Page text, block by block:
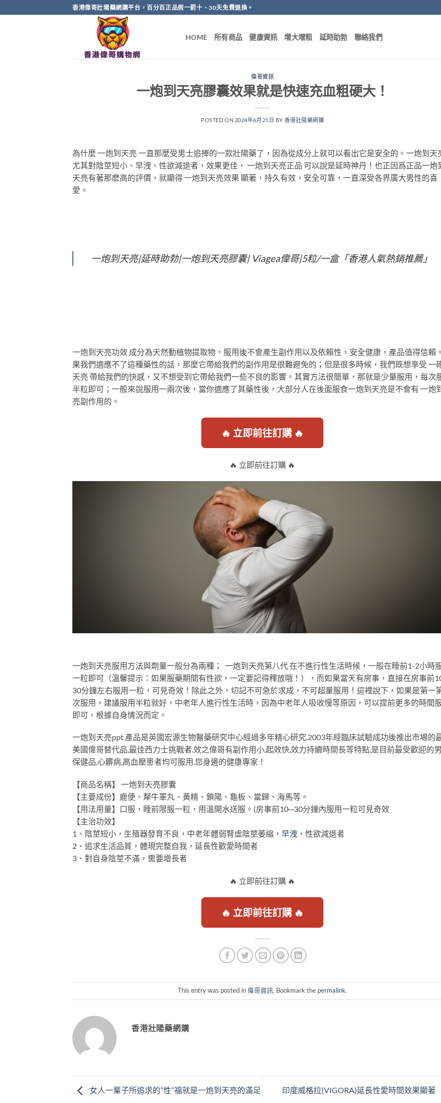
to
香港偉哥壯陽藥網購平台，百分百正品假一罰十、30天免費退換。
HOME 所有商品 健康資訊 增大增粗 延時助勃 聯絡我們
偉哥資訊
一炮到天亮膠囊效果就是快速充血粗硬大！
POSTED ON 2024年6月21日 BY 香港壯陽藥網購
為什麼 一炮到天亮 一直那麼受男士追捧的一款壯陽藥了，因為從成分上就可以看出它是安全的。一炮到天
尤其對陰莖短小、早洩、性欲減退者，效果更佳， 一炮到天亮正品 可以說是延時神丹！也正因爲正品一炮
天亮有著那麽高的評價，就顯得 一炮到天亮效果 顯著，持久有效，安全可靠，一直深受各界廣大男性的喜
愛。
一炮到天亮|延時助勃|一炮到天亮膠囊| Viagea偉哥|5粒/一盒「香港人氣熱銷推薦」
一炮到天亮功效 成分為天然動植物提取物，服用後不會產生副作用以及依賴性，安全健康，產品值得信賴
果我們適應不了這種藥性的話，那麼它帶給我們的副作用是很難避免的；但是很多時候，我們既想享受 一
天亮 帶給我們的快感，又不想受到它帶給我們一些不良的影響。其實方法很簡單，那就是少量服用，每次
半粒即可；一般來說服用一兩次後，當你適應了其藥性後，大部分人在後面服食一炮到天亮是不會有 一炮
亮副作用的。
🔥 立即前往訂購 🔥
🔥 立即前往訂購 🔥
一炮到天亮服用方法與劑量一般分為兩種； 一炮到天亮第八代 在不進行性生活時候，一般在睡前1-2小時
一粒即可（溫馨提示：如果服藥期間有性欲，一定要記得釋放哦！），而如果當天有房事，直接在房事前
30分鐘左右服用一粒，可見奇效！除此之外，切記不可急於求成，不可超量服用！這裡說下，如果是第一
次服用，建議服用半粒就好，中老年人進行性生活時，因為中老年人吸收慢等原因，可以提前更多的時間
即可，根據自身情況而定。
一炮到天亮ppt 產品是英國宏源生物醫藥研究中心經過多年精心研究,2003年經臨床試驗成功後推出市場的
美國偉哥替代品,最佳西力士挑戰者.效之偉哥有副作用小,起效快,效力持續時間長等特點,是目前最受歡迎的
保健品,心髒病,高血壓患者均可服用.您身邊的健康專家！
【商品名稱】 一炮到天亮膠囊
【主要成份】鹿便、犛牛睪丸、黃精、鎖陽、龜板、當歸、海馬等。
【用法用量】口服，睡前限服一粒，用溫開水送服。(房事前10─30分鐘內服用一粒可見奇效
【主治功效】
1、陰莖短小，生殖器發育不良，中老年體弱腎虛陰莖萎縮， 早洩 ，性欲減退者
2、追求生活品質，體現完整自我，延長性歡愛時間者
3、對自身陰莖不滿，需要增長者
🔥 立即前往訂購 🔥
🔥 立即前往訂購 🔥
This entry was posted in偉哥資訊. Bookmark the permalink.
香港壯陽藥網購
女人一輩子所追求的”性”福就是一炮到天亮的滿足 印度威格拉(VIGORA)延長性愛時間效果顯著